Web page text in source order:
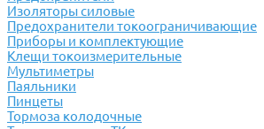
Изоляторы силовые
Предохранители токоограничивающие
Приборы и комплектующие
Клещи токоизмерительные
Мультиметры
Паяльники
Пинцеты
Тормоза колодочные